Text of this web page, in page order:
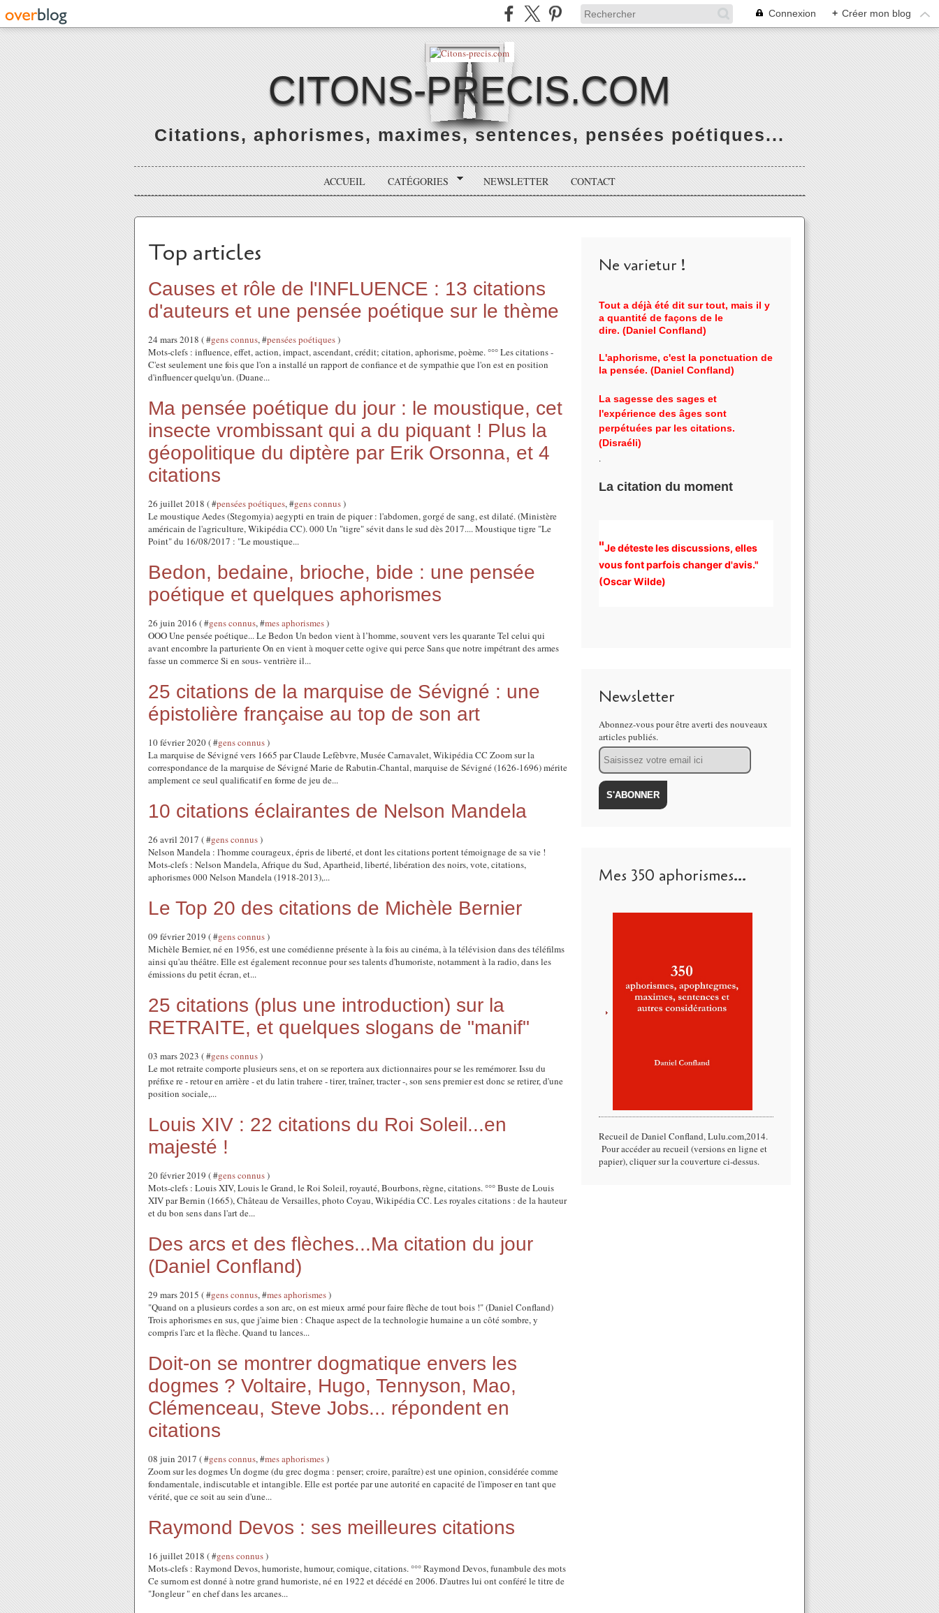
Connexion + Créer mon blog
CITONS-PRECIS.COM
Citations, aphorismes, maximes, sentences, pensées poétiques...
ACCUEIL CATÉGORIES NEWSLETTER CONTACT
Top articles
Causes et rôle de l'INFLUENCE : 13 citations
d'auteurs et une pensée poétique sur le thème
24 mars 2018 ( #gens connus, #pensées poétiques)
Mots-clefs : influence, effet, action, impact, ascendant, crédit; citation, aphorisme, poème. °°° Les citations -
C'est seulement une fois que l'on a installé un rapport de confiance et de sympathie que l'on est en position
d'influencer quelqu'un. (Duane...
Ma pensée poétique du jour : le moustique, cet
insecte vrombissant qui a du piquant ! Plus la
géopolitique du diptère par Erik Orsonna, et 4
citations
26 juillet 2018 ( #pensées poétiques, #gens connus)
Le moustique Aedes (Stegomyia) aegypti en train de piquer : l'abdomen, gorgé de sang, est dilaté. (Ministère
américain de l'agriculture, Wikipédia CC). 000 Un "tigre" sévit dans le sud dès 2017.... Moustique tigre "Le
Point" du 16/08/2017 : "Le moustique...
Bedon, bedaine, brioche, bide : une pensée
poétique et quelques aphorismes
26 juin 2016 ( #gens connus, #mes aphorismes)
OOO Une pensée poétique... Le Bedon Un bedon vient à l’homme, souvent vers les quarante Tel celui qui
avant encombre la parturiente On en vient à moquer cette ogive qui perce Sans que notre impétrant des armes
fasse un commerce Si en sous- ventrière il...
25 citations de la marquise de Sévigné : une
épistolière française au top de son art
10 février 2020 ( #gens connus)
La marquise de Sévigné vers 1665 par Claude Lefèbvre, Musée Carnavalet, Wikipédia CC Zoom sur la
correspondance de la marquise de Sévigné Marie de Rabutin-Chantal, marquise de Sévigné (1626-1696) mérite
amplement ce seul qualificatif en forme de jeu de...
10 citations éclairantes de Nelson Mandela
26 avril 2017 ( #gens connus)
Nelson Mandela : l'homme courageux, épris de liberté, et dont les citations portent témoignage de sa vie !
Mots-clefs : Nelson Mandela, Afrique du Sud, Apartheid, liberté, libération des noirs, vote, citations,
aphorismes 000 Nelson Mandela (1918-2013),...
Le Top 20 des citations de Michèle Bernier
09 février 2019 ( #gens connus)
Michèle Bernier, né en 1956, est une comédienne présente à la fois au cinéma, à la télévision dans des téléfilms
ainsi qu'au théâtre. Elle est également reconnue pour ses talents d'humoriste, notamment à la radio, dans les
émissions du petit écran, et...
25 citations (plus une introduction) sur la
RETRAITE, et quelques slogans de "manif"
03 mars 2023 ( #gens connus)
Le mot retraite comporte plusieurs sens, et on se reportera aux dictionnaires pour se les remémorer. Issu du
préfixe re - retour en arrière - et du latin trahere - tirer, traîner, tracter -, son sens premier est donc se retirer, d'une
position sociale,...
Louis XIV : 22 citations du Roi Soleil...en
majesté !
20 février 2019 ( #gens connus)
Mots-clefs : Louis XIV, Louis le Grand, le Roi Soleil, royauté, Bourbons, règne, citations. °°° Buste de Louis
XIV par Bernin (1665), Château de Versailles, photo Coyau, Wikipédia CC. Les royales citations : de la hauteur
et du bon sens dans l'art de...
Des arcs et des flèches...Ma citation du jour
(Daniel Confland)
29 mars 2015 ( #gens connus, #mes aphorismes)
"Quand on a plusieurs cordes a son arc, on est mieux armé pour faire flèche de tout bois !" (Daniel Confland)
Trois aphorismes en sus, que j'aime bien : Chaque aspect de la technologie humaine a un côté sombre, y
compris l'arc et la flèche. Quand tu lances...
Doit-on se montrer dogmatique envers les
dogmes ? Voltaire, Hugo, Tennyson, Mao,
Clémenceau, Steve Jobs... répondent en
citations
08 juin 2017 ( #gens connus, #mes aphorismes)
Zoom sur les dogmes Un dogme (du grec dogma : penser; croire, paraître) est une opinion, considérée comme
fondamentale, indiscutable et intangible. Elle est portée par une autorité en capacité de l'imposer en tant que
vérité, que ce soit au sein d'une...
Raymond Devos : ses meilleures citations
16 juillet 2018 ( #gens connus)
Mots-clefs : Raymond Devos, humoriste, humour, comique, citations. °°° Raymond Devos, funambule des mots
Ce surnom est donné à notre grand humoriste, né en 1922 et décédé en 2006. D'autres lui ont conféré le titre de
"Jongleur " en chef dans les arcanes...
Ne varietur !
Tout a déjà été dit sur tout, mais il y
a quantité de façons de le
dire. (Daniel Confland)
L'aphorisme, c'est la ponctuation de
la pensée. (Daniel Confland)
La sagesse des sages et
l'expérience des âges sont
perpétuées par les citations.
(Disraéli)
.
La citation du moment
"Je déteste les discussions, elles
vous font parfois changer d'avis."
(Oscar Wilde)
Newsletter
Abonnez-vous pour être averti des nouveaux
articles publiés.
Email
Mes 350 aphorismes...
Recueil de Daniel Confland, Lulu.com,2014.​
Pour accéder au recueil (versions en ligne et
papier), cliquer sur la couverture ci-dessus.